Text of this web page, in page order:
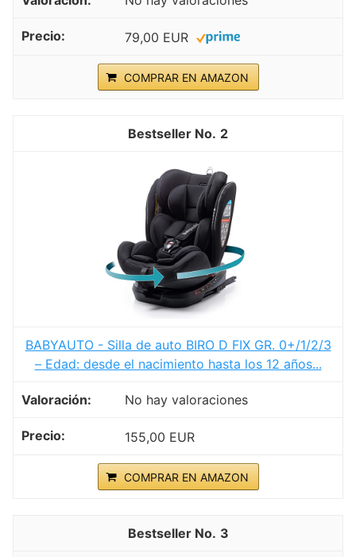
79,00 EUR
COMPRAR EN AMAZON
2
BABYAUTO - Silla de auto BIRO D FIX GR. 0+/1/2/3
– Edad: desde el nacimiento hasta los 12 años...
No hay valoraciones
155,00 EUR
COMPRAR EN AMAZON
3